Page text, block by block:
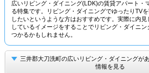
広いリビング・ダイニング(LDK)の賃貸アパート・
る特集です。リビング・ダイニングでゆったりTV
したいというような方はおすすめです。実際に内
しているイメージをすることでリビング・ダイニ
つかるかもしれません。
三井郡大刀洗町の広いリビング・ダイニングが
情報を見る